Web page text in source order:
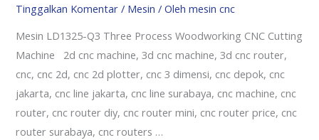
Tinggalkan Komentar / Mesin / Olehmesin cnc
Mesin LD1325-Q3 Three Process Woodworking CNC Cutting
Machine 2d cnc machine, 3d cnc machine, 3d cnc router,
cnc, cnc 2d, cnc 2d plotter, cnc 3 dimensi, cnc depok, cnc
jakarta, cnc line jakarta, cnc line surabaya, cnc machine, cnc
router, cnc router diy, cnc router mini, cnc router price, cnc
router surabaya, cnc routers …